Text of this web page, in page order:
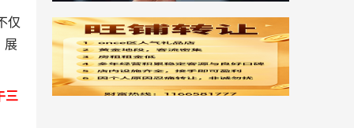
仅
展
三